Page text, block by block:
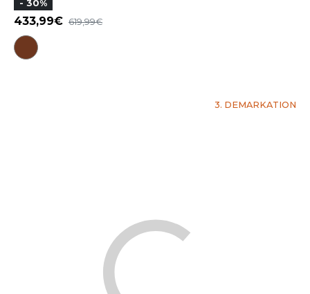
- 30%
433,99 619,99
3. DEMARKATION